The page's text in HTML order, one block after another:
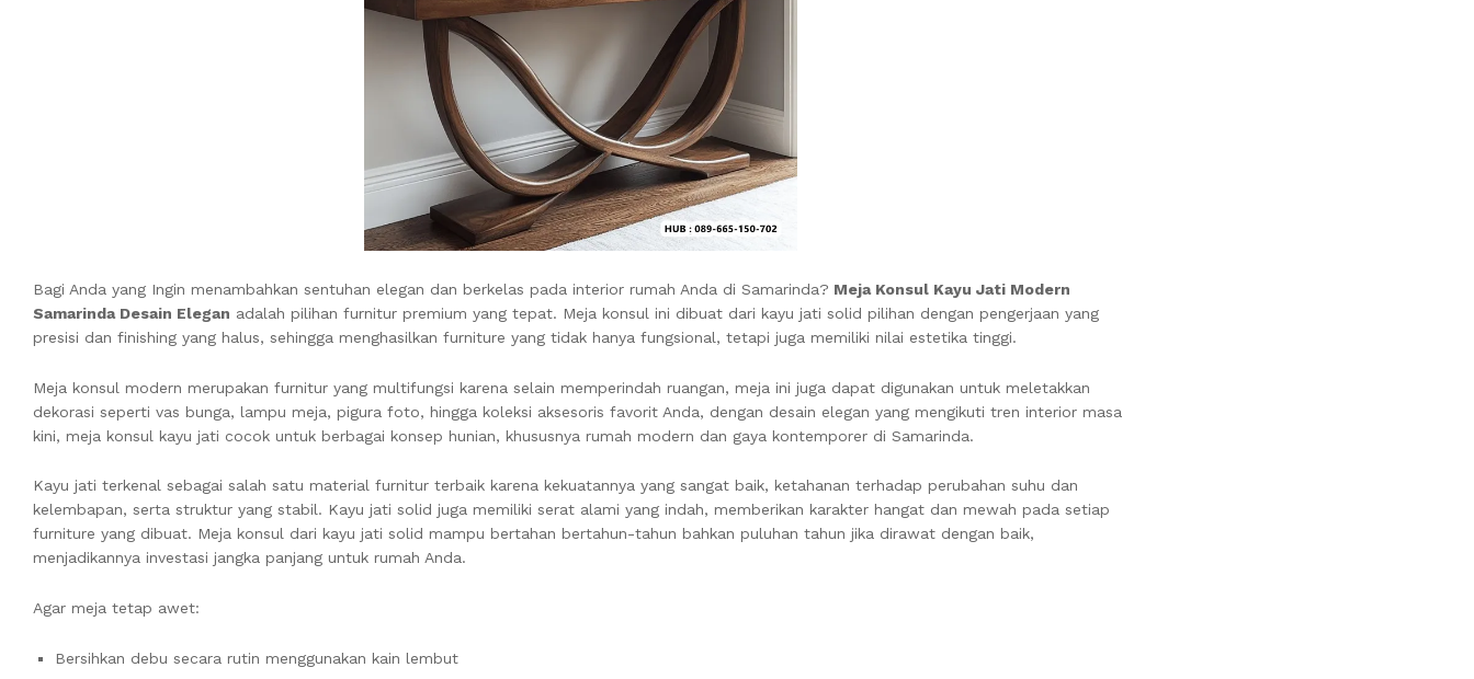
Bagi Anda yang Ingin menambahkan sentuhan elegan dan berkelas pada interior rumah Anda di Samarinda? Meja Konsul Kayu Jati Modern
Samarinda Desain Elegan adalah pilihan furnitur premium yang tepat. Meja konsul ini dibuat dari kayu jati solid pilihan dengan pengerjaan yang
presisi dan finishing yang halus, sehingga menghasilkan furniture yang tidak hanya fungsional, tetapi juga memiliki nilai estetika tinggi.
Meja konsul modern merupakan furnitur yang multifungsi karena selain memperindah ruangan, meja ini juga dapat digunakan untuk meletakkan
dekorasi seperti vas bunga, lampu meja, pigura foto, hingga koleksi aksesoris favorit Anda, dengan desain elegan yang mengikuti tren interior masa
kini, meja konsul kayu jati cocok untuk berbagai konsep hunian, khususnya rumah modern dan gaya kontemporer di Samarinda.
Kayu jati terkenal sebagai salah satu material furnitur terbaik karena kekuatannya yang sangat baik, ketahanan terhadap perubahan suhu dan
kelembapan, serta struktur yang stabil. Kayu jati solid juga memiliki serat alami yang indah, memberikan karakter hangat dan mewah pada setiap
furniture yang dibuat. Meja konsul dari kayu jati solid mampu bertahan bertahun-tahun bahkan puluhan tahun jika dirawat dengan baik,
menjadikannya investasi jangka panjang untuk rumah Anda.
Agar meja tetap awet:
Bersihkan debu secara rutin menggunakan kain lembut